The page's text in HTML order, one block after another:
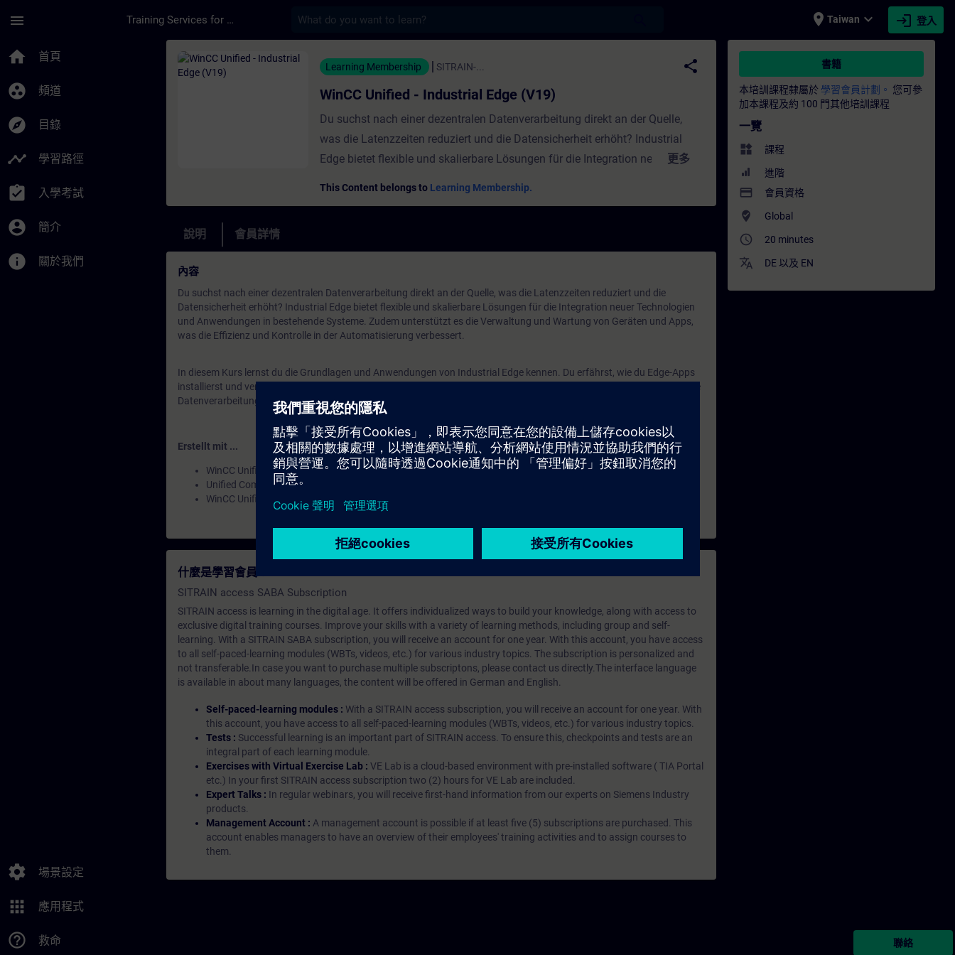
menu Training Services for Digital Industries place Taiwan expand_more login 登入
home 首頁
group_work 頻道
explore 目錄
timeline 學習路徑
assignment_turned_in 入學考試
account_circle 簡介
info 關於我們
settings 場景設定
apps 應用程式
help_outline 救命
課程 - WinCC Unified - Industrial Edge (V19) - 培訓 - 培訓 - 專業發展 | SITRAIN
Learning Membership SITRAIN-...
share
WinCC Unified - Industrial Edge (V19)
Du suchst nach einer dezentralen Datenverarbeitung direkt an der Quelle,
was die Latenzzeiten reduziert und die Datensicherheit erhöht? Industrial
Edge bietet flexible und skalierbare Lösungen für die Integration neuer
und die Integration von Cloud- und IT-Systemen. Erstellt mit ...WinCC Unified
Engineering V19Unified Comfort PanelsWinCC Unified PC Runtime V19
更多
This Content belongs to Learning Membership.
說明 會員詳情
內容
Du suchst nach einer dezentralen Datenverarbeitung direkt an der Quelle, was die Latenzzeiten reduziert und die
Datensicherheit erhöht? Industrial Edge bietet flexible und skalierbare Lösungen für die Integration neuer Technologien
und Anwendungen in bestehende Systeme. Zudem unterstützt es die Verwaltung und Wartung von Geräten und Apps,
was die Effizienz und Kontrolle in der Automatisierung verbessert.
In diesem Kurs lernst du die Grundlagen und Anwendungen von Industrial Edge kennen. Du erfährst, wie du Edge-Apps
installierst und verwaltest und wie du Edge-Devices einbindest und nutzt. Der Kurs bietet auch Einblicke in die dezentrale
Datenverarbeitung und die Integration von Cloud- und IT-Systemen.
Erstellt mit ...
WinCC Unified Engineering V19
Unified Comfort Panels
WinCC Unified PC Runtime V19
什麼是學習會員？
SITRAIN access SABA Subscription
SITRAIN access is learning in the digital age. It offers individualized ways to build your knowledge, along with access to
exclusive digital training courses. Improve your skills with a variety of learning methods, including group and self-
learning. With a SITRAIN SABA subscription, you will receive an account for one year. With this account, you have access
to all self-paced-learning modules (WBTs, videos, etc.) for various industry topics. The subscription is personalized and
not transferable.In case you want to purchase multiple subscriptons, please contact us directly.The interface language
is available in about many languages, the content will be offered in German and English.
Self-paced-learning modules : With a SITRAIN access subscription, you will receive an account for one year. With
this account, you have access to all self-paced-learning modules (WBTs, videos, etc.) for various industry topics.
Tests : Successful learning is an important part of SITRAIN access. To ensure this, checkpoints and tests are an
integral part of each learning module.
Exercises with Virtual Exercise Lab : VE Lab is a cloud-based environment with pre-installed software ( TIA Portal
etc.) In your first SITRAIN access subscription two (2) hours for VE Lab are included.
Expert Talks : In regular webinars, you will receive first-hand information from our experts on Siemens Industry
products.
Management Account : A management account is possible if at least five (5) subscriptions are purchased. This
account enables managers to have an overview of their employees' training activities and to assign courses to
them.
書籍
本培訓課程隸屬於 學習會員計劃。 您可參
加本課程及約 100 門其他培訓課程
一覽
widgets 課程
進階
payment 會員資格
where_to_vote Global
access_time 20 minutes
translate DE 以及 EN
聯絡